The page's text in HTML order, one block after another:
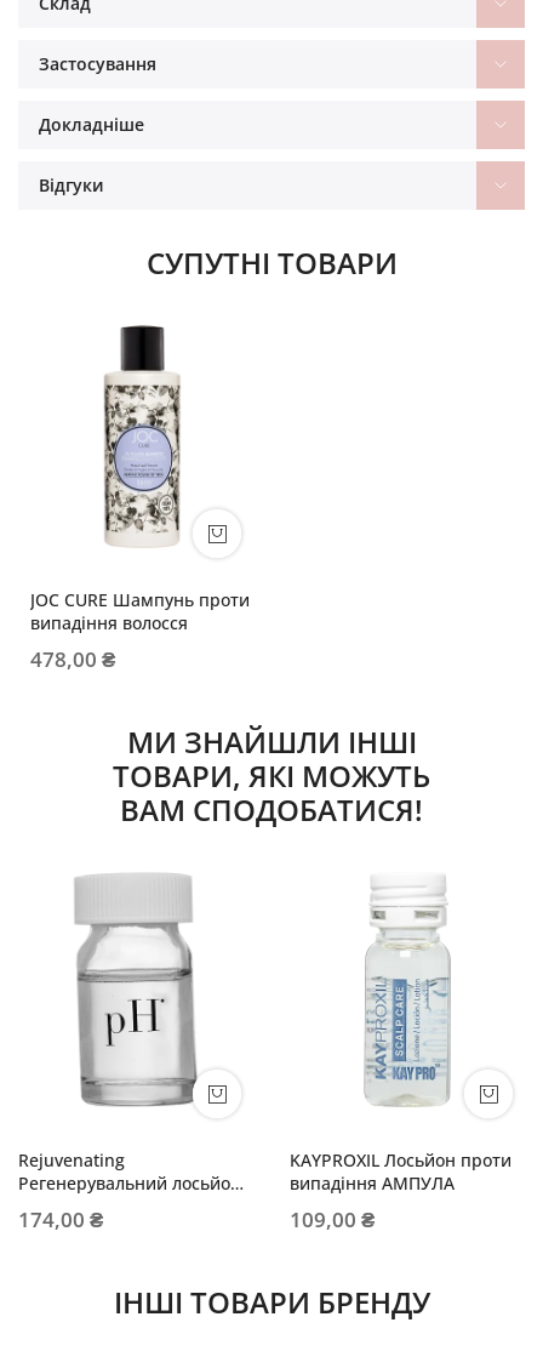
Застосування
Докладніше
Відгуки
СУПУТНІ ТОВАРИ
JOC CURE Шампунь проти
випадіння волосся
478,00 ₴
МИ ЗНАЙШЛИ ІНШІ
ТОВАРИ, ЯКІ МОЖУТЬ
ВАМ СПОДОБАТИСЯ!
Rejuvenating
Регенерувальний лосьйон
174,00 ₴
KAYPROXIL Лосьйон проти
випадіння АМПУЛА
109,00 ₴
ІНШІ ТОВАРИ БРЕНДУ